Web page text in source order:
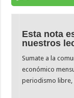
Esta nota
nuestros
Sumate a la
económico
periodismo libre,